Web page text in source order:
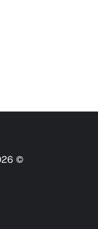
© 2009-2026 HVAC-ENG.COM • جميع الحقوق محفوظة.